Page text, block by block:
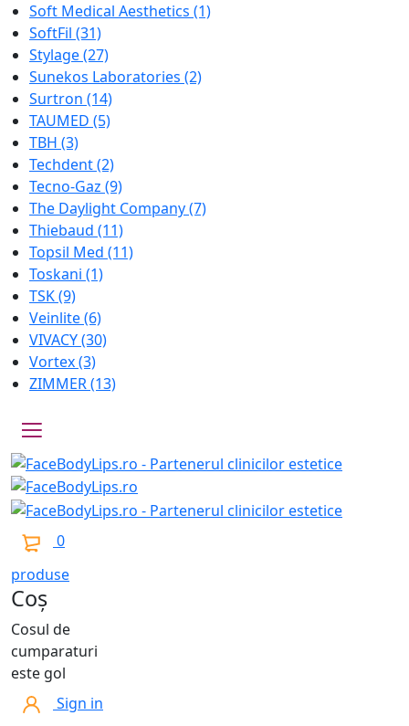
Soft Medical Aesthetics (1)
SoftFil (31)
Stylage(27)
Sunekos Laboratories (2)
Surtron (14)
TAUMED (5)
TBH (3)
Techdent(2)
Tecno-Gaz (9)
The Daylight Company(7)
Thiebaud (11)
Topsil Med (11)
Toskani (1)
TSK(9)
Veinlite(6)
VIVACY(30)
Vortex(3)
ZIMMER(13)
0
produse
Coș
Cosul de
cumparaturi
este gol
Sign in